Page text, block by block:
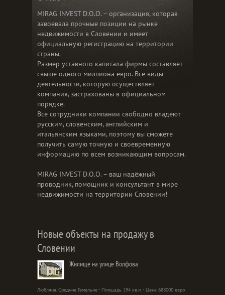
MIRAG INVEST D.O.O. – организация, которая
завоевала прочные позиции на рынке
недвижимости в Словении и имеет
официальную регистрацию на территории
страны.
Размер уставного капитала фирмы составляет
свыше одного миллиона евро. Все виды
деятельности, которую осуществляет
компания, застрахованы в официальном
порядке.
Все сотрудники компании свободно владеют
русским, словенским, английским и
итальянским языками, поэтому вы сможете
получить самую точную и своевременную
информацию по всем возникающим вопросам.
MIRAG INVEST D.O.O. – ваш надёжный
проводник, помощник и консультант в мире
недвижимости на территории Словении!
Новые объекты на продажу в
Словении
Жилище на улице Волфова
Любляна, Средние Гамельне - Площадь 194 кв.м. - Цена 688000 евро